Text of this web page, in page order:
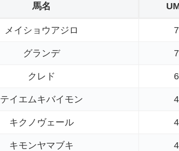
馬名
メイショウアジロ
グランデ
クレド
テイエムキバイモン
キクノヴェール
キモンヤマブキ